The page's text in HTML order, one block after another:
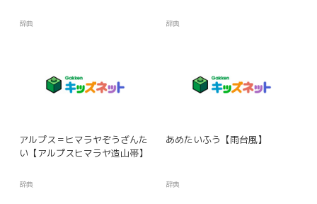
辞典 辞典
アルプス＝ヒマラヤぞうざんた
い【アルプスヒマラヤ造山帯】
辞典
あめたいふう【雨台風】
辞典